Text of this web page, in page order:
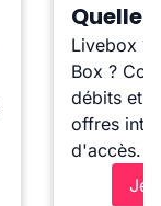
Quelle
Livebox ?
Box ?
débits et
offres
d'accès.
Je